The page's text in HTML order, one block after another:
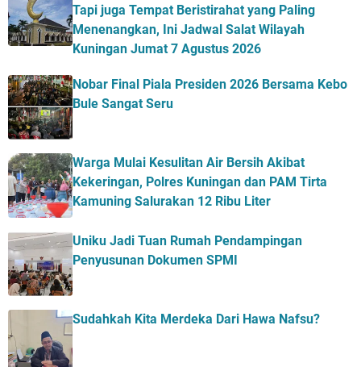
Tapi juga Tempat Beristirahat yang Paling
Menenangkan, Ini Jadwal Salat Wilayah
Kuningan Jumat 7 Agustus 2026
Nobar Final Piala Presiden 2026 Bersama Kebo
Bule Sangat Seru
Warga Mulai Kesulitan Air Bersih Akibat
Kekeringan, Polres Kuningan dan PAM Tirta
Kamuning Salurakan 12 Ribu Liter
Uniku Jadi Tuan Rumah Pendampingan
Penyusunan Dokumen SPMI
Sudahkah Kita Merdeka Dari Hawa Nafsu?